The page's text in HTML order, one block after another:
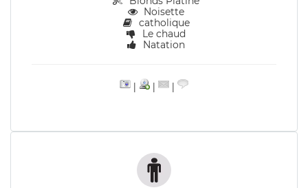
Noisette
catholique
Le chaud
Natation
| | |